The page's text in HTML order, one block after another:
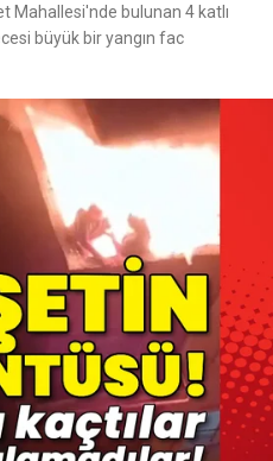
Mahallesi'nde bulunan 4 katlı
büyük bir yangın fac